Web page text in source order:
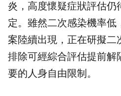
炎，高度懷疑症狀評估仍
定。雖然二次感染機率低
案陸續出現，正在研擬二
排除可經綜合評估提前解
要的人身自由限制。